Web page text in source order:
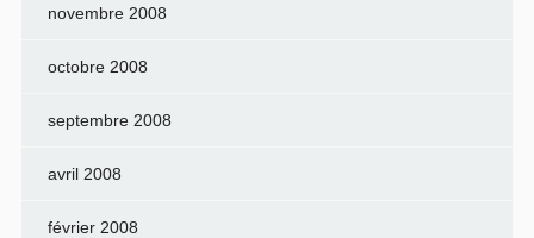
novembre 2008
octobre 2008
septembre 2008
avril 2008
février 2008